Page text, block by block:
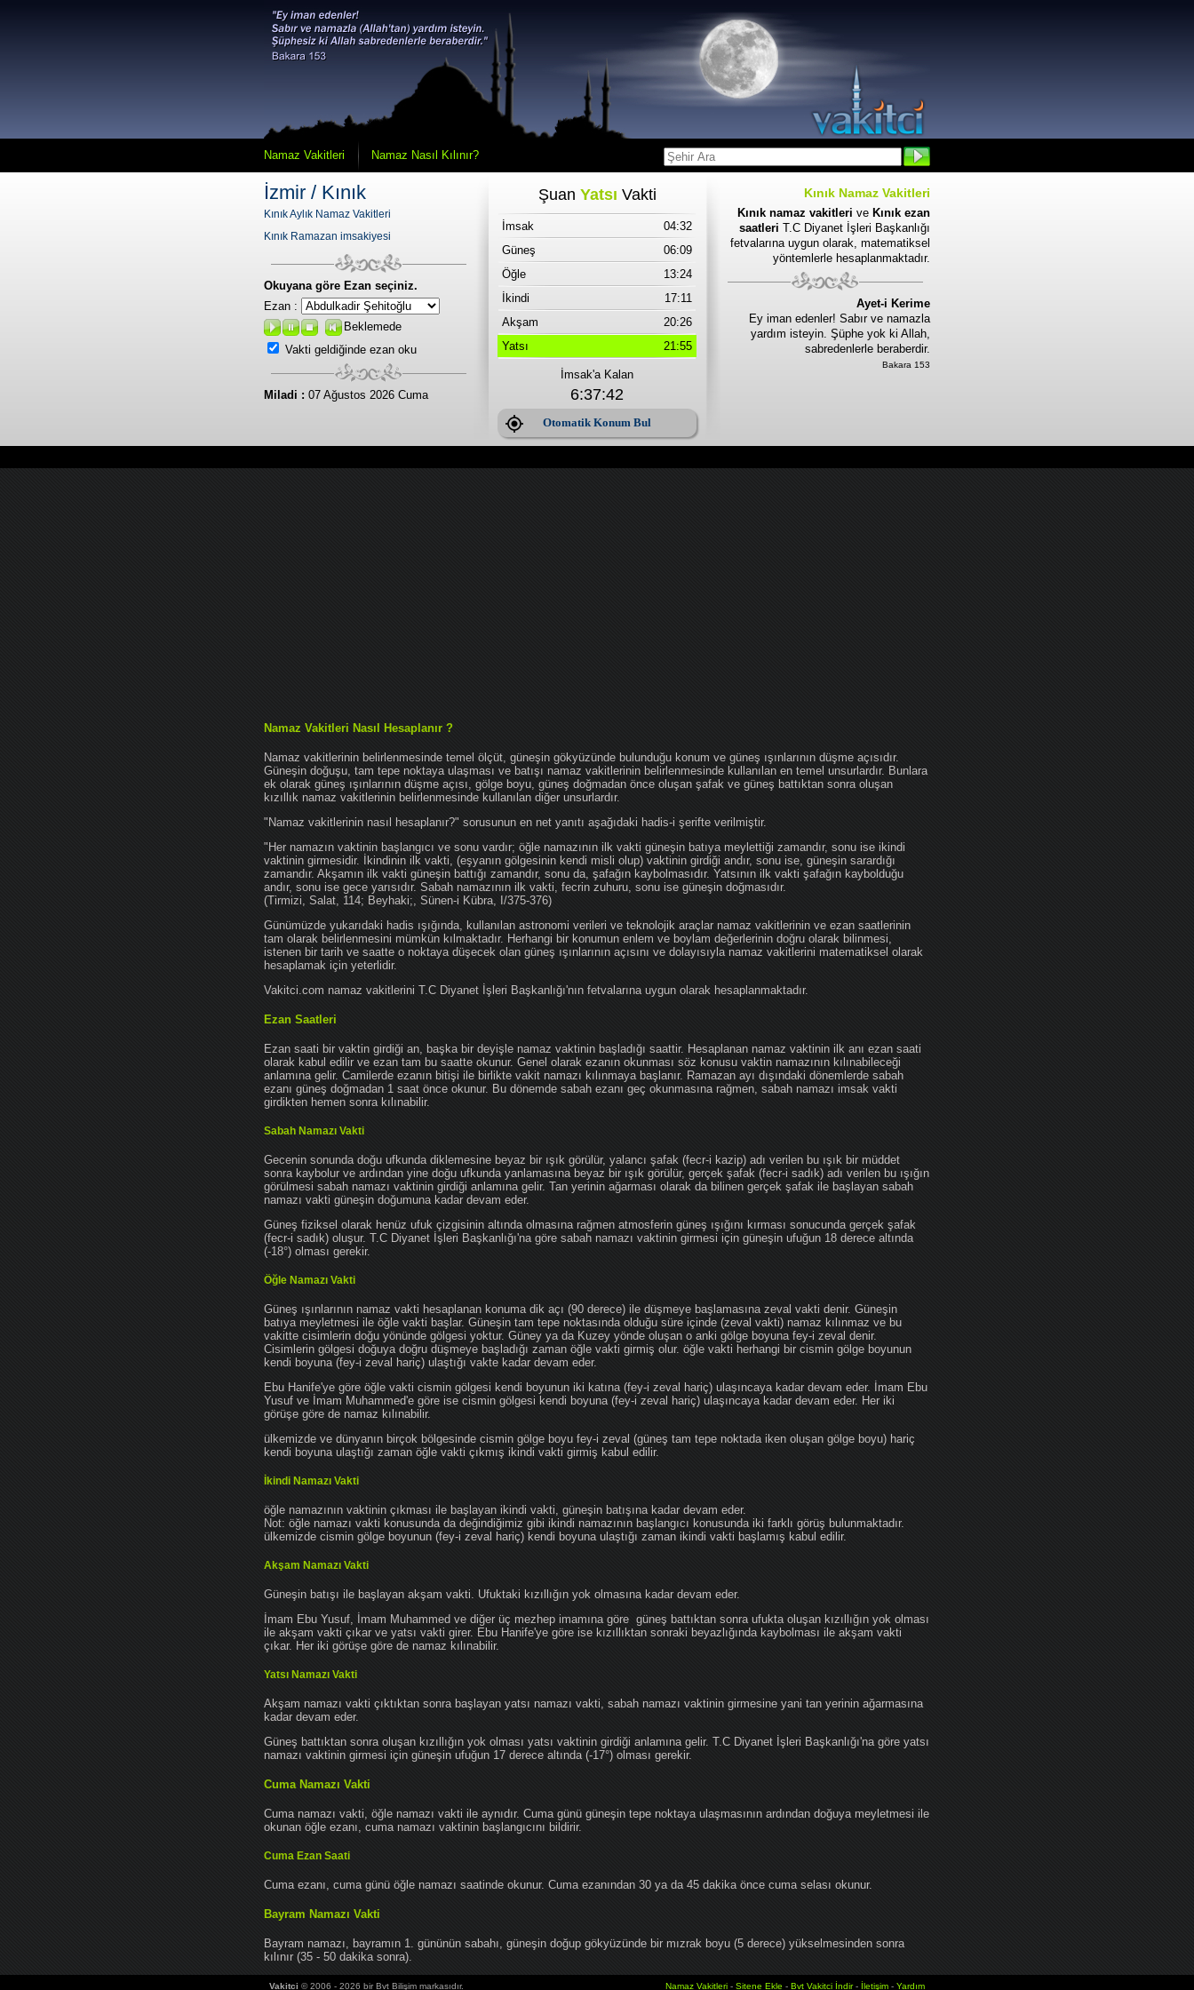
Namaz Vakitleri Namaz Nasıl Kılınır?
İzmir / Kınık
Kınık Aylık Namaz Vakitleri
Kınık Ramazan imsakiyesi
Okuyana göre Ezan seçiniz.
Ezan :
Beklemede
Vakti geldiğinde ezan oku
Miladi : 07 Ağustos 2026 Cuma
Şuan Yatsı Vakti
İmsak
04:32
Güneş
06:09
Öğle
13:24
İkindi
17:11
Akşam
20:26
Yatsı
21:55
İmsak'a Kalan
6:37:42
Otomatik Konum Bul
Kınık Namaz Vakitleri
Kınık namaz vakitleri ve Kınık ezan
saatleri T.C Diyanet İşleri Başkanlığı
fetvalarına uygun olarak, matematiksel
yöntemlerle hesaplanmaktadır.
Ayet-i Kerime
Ey iman edenler! Sabır ve namazla
yardım isteyin. Şüphe yok ki Allah,
sabredenlerle beraberdir.
Bakara 153
Namaz Vakitleri Nasıl Hesaplanır ?
Namaz vakitlerinin belirlenmesinde temel ölçüt, güneşin gökyüzünde bulunduğu konum ve güneş ışınlarının düşme açısıdır.
Güneşin doğuşu, tam tepe noktaya ulaşması ve batışı namaz vakitlerinin belirlenmesinde kullanılan en temel unsurlardır. Bunlara
ek olarak güneş ışınlarının düşme açısı, gölge boyu, güneş doğmadan önce oluşan şafak ve güneş battıktan sonra oluşan
kızıllık namaz vakitlerinin belirlenmesinde kullanılan diğer unsurlardır.
"Namaz vakitlerinin nasıl hesaplanır?" sorusunun en net yanıtı aşağıdaki hadis-i şerifte verilmiştir.
"Her namazın vaktinin başlangıcı ve sonu vardır; öğle namazının ilk vakti güneşin batıya meylettiği zamandır, sonu ise ikindi
vaktinin girmesidir. İkindinin ilk vakti, (eşyanın gölgesinin kendi misli olup) vaktinin girdiği andır, sonu ise, güneşin sarardığı
zamandır. Akşamın ilk vakti güneşin battığı zamandır, sonu da, şafağın kaybolmasıdır. Yatsının ilk vakti şafağın kaybolduğu
andır, sonu ise gece yarısıdır. Sabah namazının ilk vakti, fecrin zuhuru, sonu ise güneşin doğmasıdır.
(Tirmizi, Salat, 114; Beyhaki;, Sünen-i Kübra, I/375-376)
Günümüzde yukarıdaki hadis ışığında, kullanılan astronomi verileri ve teknolojik araçlar namaz vakitlerinin ve ezan saatlerinin
tam olarak belirlenmesini mümkün kılmaktadır. Herhangi bir konumun enlem ve boylam değerlerinin doğru olarak bilinmesi,
istenen bir tarih ve saatte o noktaya düşecek olan güneş ışınlarının açısını ve dolayısıyla namaz vakitlerini matematiksel olarak
hesaplamak için yeterlidir.
Vakitci.com namaz vakitlerini T.C Diyanet İşleri Başkanlığı'nın fetvalarına uygun olarak hesaplanmaktadır.
Ezan Saatleri
Ezan saati bir vaktin girdiği an, başka bir deyişle namaz vaktinin başladığı saattir. Hesaplanan namaz vaktinin ilk anı ezan saati
olarak kabul edilir ve ezan tam bu saatte okunur. Genel olarak ezanın okunması söz konusu vaktin namazının kılınabileceği
anlamına gelir. Camilerde ezanın bitişi ile birlikte vakit namazı kılınmaya başlanır. Ramazan ayı dışındaki dönemlerde sabah
ezanı güneş doğmadan 1 saat önce okunur. Bu dönemde sabah ezanı geç okunmasına rağmen, sabah namazı imsak vakti
girdikten hemen sonra kılınabilir.
Sabah Namazı Vakti
Gecenin sonunda doğu ufkunda diklemesine beyaz bir ışık görülür, yalancı şafak (fecr-i kazip) adı verilen bu ışık bir müddet
sonra kaybolur ve ardından yine doğu ufkunda yanlamasına beyaz bir ışık görülür, gerçek şafak (fecr-i sadık) adı verilen bu ışığın
görülmesi sabah namazı vaktinin girdiği anlamına gelir. Tan yerinin ağarması olarak da bilinen gerçek şafak ile başlayan sabah
namazı vakti güneşin doğumuna kadar devam eder.
Güneş fiziksel olarak henüz ufuk çizgisinin altında olmasına rağmen atmosferin güneş ışığını kırması sonucunda gerçek şafak
(fecr-i sadık) oluşur. T.C Diyanet İşleri Başkanlığı'na göre sabah namazı vaktinin girmesi için güneşin ufuğun 18 derece altında
(-18°) olması gerekir.
Öğle Namazı Vakti
Güneş ışınlarının namaz vakti hesaplanan konuma dik açı (90 derece) ile düşmeye başlamasına zeval vakti denir. Güneşin
batıya meyletmesi ile öğle vakti başlar. Güneşin tam tepe noktasında olduğu süre içinde (zeval vakti) namaz kılınmaz ve bu
vakitte cisimlerin doğu yönünde gölgesi yoktur. Güney ya da Kuzey yönde oluşan o anki gölge boyuna fey-i zeval denir.
Cisimlerin gölgesi doğuya doğru düşmeye başladığı zaman öğle vakti girmiş olur. öğle vakti herhangi bir cismin gölge boyunun
kendi boyuna (fey-i zeval hariç) ulaştığı vakte kadar devam eder.
Ebu Hanife'ye göre öğle vakti cismin gölgesi kendi boyunun iki katına (fey-i zeval hariç) ulaşıncaya kadar devam eder. İmam Ebu
Yusuf ve İmam Muhammed'e göre ise cismin gölgesi kendi boyuna (fey-i zeval hariç) ulaşıncaya kadar devam eder. Her iki
görüşe göre de namaz kılınabilir.
ülkemizde ve dünyanın birçok bölgesinde cismin gölge boyu fey-i zeval (güneş tam tepe noktada iken oluşan gölge boyu) hariç
kendi boyuna ulaştığı zaman öğle vakti çıkmış ikindi vakti girmiş kabul edilir.
İkindi Namazı Vakti
öğle namazının vaktinin çıkması ile başlayan ikindi vakti, güneşin batışına kadar devam eder.
Not: öğle namazı vakti konusunda da değindiğimiz gibi ikindi namazının başlangıcı konusunda iki farklı görüş bulunmaktadır.
ülkemizde cismin gölge boyunun (fey-i zeval hariç) kendi boyuna ulaştığı zaman ikindi vakti başlamış kabul edilir.
Akşam Namazı Vakti
Güneşin batışı ile başlayan akşam vakti. Ufuktaki kızıllığın yok olmasına kadar devam eder.
İmam Ebu Yusuf, İmam Muhammed ve diğer üç mezhep imamına göre güneş battıktan sonra ufukta oluşan kızıllığın yok olması
ile akşam vakti çıkar ve yatsı vakti girer. Ebu Hanife'ye göre ise kızıllıktan sonraki beyazlığında kaybolması ile akşam vakti
çıkar. Her iki görüşe göre de namaz kılınabilir.
Yatsı Namazı Vakti
Akşam namazı vakti çıktıktan sonra başlayan yatsı namazı vakti, sabah namazı vaktinin girmesine yani tan yerinin ağarmasına
kadar devam eder.
Güneş battıktan sonra oluşan kızıllığın yok olması yatsı vaktinin girdiği anlamına gelir. T.C Diyanet İşleri Başkanlığı'na göre yatsı
namazı vaktinin girmesi için güneşin ufuğun 17 derece altında (-17°) olması gerekir.
Cuma Namazı Vakti
Cuma namazı vakti, öğle namazı vakti ile aynıdır. Cuma günü güneşin tepe noktaya ulaşmasının ardından doğuya meyletmesi ile
okunan öğle ezanı, cuma namazı vaktinin başlangıcını bildirir.
Cuma Ezan Saati
Cuma ezanı, cuma günü öğle namazı saatinde okunur. Cuma ezanından 30 ya da 45 dakika önce cuma selası okunur.
Bayram Namazı Vakti
Bayram namazı, bayramın 1. gününün sabahı, güneşin doğup gökyüzünde bir mızrak boyu (5 derece) yükselmesinden sonra
kılınır (35 - 50 dakika sonra).
Vakitci © 2006 - 2026 bir Bvt Bilişim markasıdır. Namaz Vakitleri - Sitene Ekle - Bvt Vakitci İndir- İletişim - Yardım